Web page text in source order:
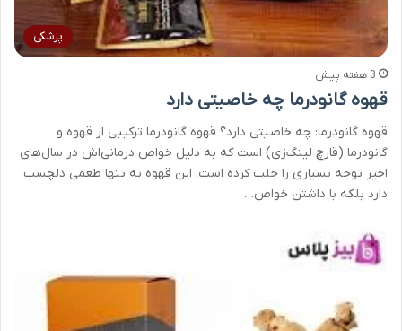
پزشکی
3 هفته پیش
قهوه گانودرما چه خاصیتی دارد
قهوه گانودرما: چه خاصیتی دارد؟ قهوه گانودرما ترکیبی از قهوه و
گانودرما (قارچ لینگ‌زی) است که به دلیل خواص درمانی‌اش در سال‌های
اخیر توجه بسیاری را جلب کرده است. این قهوه نه تنها طعمی دلچسب
دارد بلکه با داشتن خواص…